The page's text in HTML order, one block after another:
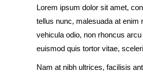
Lorem ipsum dolor sit amet,
tellus nunc, malesuada at enim
vehicula odio, non rhoncus
euismod quis tortor vitae,
Nam at nibh ultrices, facilisis